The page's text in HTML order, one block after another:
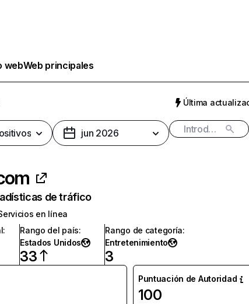
webWeb principales
Última
jun 2026
de tráfico
en línea
:
Rango del país:
Estados Unidos
33
Rango de categoría:
Entretenimiento
3
Puntuación de Autoridad
100